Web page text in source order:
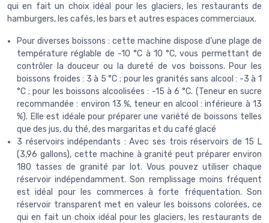
qui en fait un choix idéal pour les glaciers, les restaurants de
hamburgers, les cafés, les bars et autres espaces commerciaux.
Pour diverses boissons : cette machine dispose d'une plage de
température réglable de -10 °C à 10 °C, vous permettant de
contrôler la douceur ou la dureté de vos boissons. Pour les
boissons froides : 3 à 5 °C ; pour les granités sans alcool : -3 à 1
°C ; pour les boissons alcoolisées : -15 à 6 °C. (Teneur en sucre
recommandée : environ 13 %, teneur en alcool : inférieure à 13
%). Elle est idéale pour préparer une variété de boissons telles
que des jus, du thé, des margaritas et du café glacé
3 réservoirs indépendants : Avec ses trois réservoirs de 15 L
(3,96 gallons), cette machine à granité peut préparer environ
180 tasses de granité par lot. Vous pouvez utiliser chaque
réservoir indépendamment. Son remplissage moins fréquent
est idéal pour les commerces à forte fréquentation. Son
réservoir transparent met en valeur les boissons colorées, ce
qui en fait un choix idéal pour les glaciers, les restaurants de